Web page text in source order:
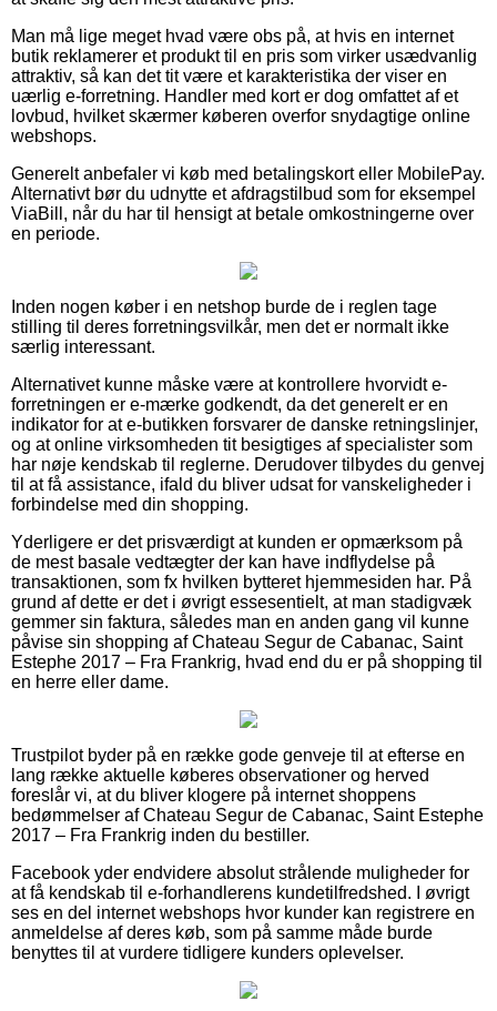
Man må lige meget hvad være obs på, at hvis en internet
butik reklamerer et produkt til en pris som virker usædvanlig
attraktiv, så kan det tit være et karakteristika der viser en
uærlig e-forretning. Handler med kort er dog omfattet af et
lovbud, hvilket skærmer køberen overfor snydagtige online
webshops.
Generelt anbefaler vi køb med betalingskort eller MobilePay.
Alternativt bør du udnytte et afdragstilbud som for eksempel
ViaBill, når du har til hensigt at betale omkostningerne over
en periode.
Inden nogen køber i en netshop burde de i reglen tage
stilling til deres forretningsvilkår, men det er normalt ikke
særlig interessant.
Alternativet kunne måske være at kontrollere hvorvidt e-
forretningen er e-mærke godkendt, da det generelt er en
indikator for at e-butikken forsvarer de danske retningslinjer,
og at online virksomheden tit besigtiges af specialister som
har nøje kendskab til reglerne. Derudover tilbydes du genvej
til at få assistance, ifald du bliver udsat for vanskeligheder i
forbindelse med din shopping.
Yderligere er det prisværdigt at kunden er opmærksom på
de mest basale vedtægter der kan have indflydelse på
transaktionen, som fx hvilken bytteret hjemmesiden har. På
grund af dette er det i øvrigt essesentielt, at man stadigvæk
gemmer sin faktura, således man en anden gang vil kunne
påvise sin shopping af Chateau Segur de Cabanac, Saint
Estephe 2017 – Fra Frankrig, hvad end du er på shopping til
en herre eller dame.
Trustpilot byder på en række gode genveje til at efterse en
lang række aktuelle køberes observationer og herved
foreslår vi, at du bliver klogere på internet shoppens
bedømmelser af Chateau Segur de Cabanac, Saint Estephe
2017 – Fra Frankrig inden du bestiller.
Facebook yder endvidere absolut strålende muligheder for
at få kendskab til e-forhandlerens kundetilfredshed. I øvrigt
ses en del internet webshops hvor kunder kan registrere en
anmeldelse af deres køb, som på samme måde burde
benyttes til at vurdere tidligere kunders oplevelser.